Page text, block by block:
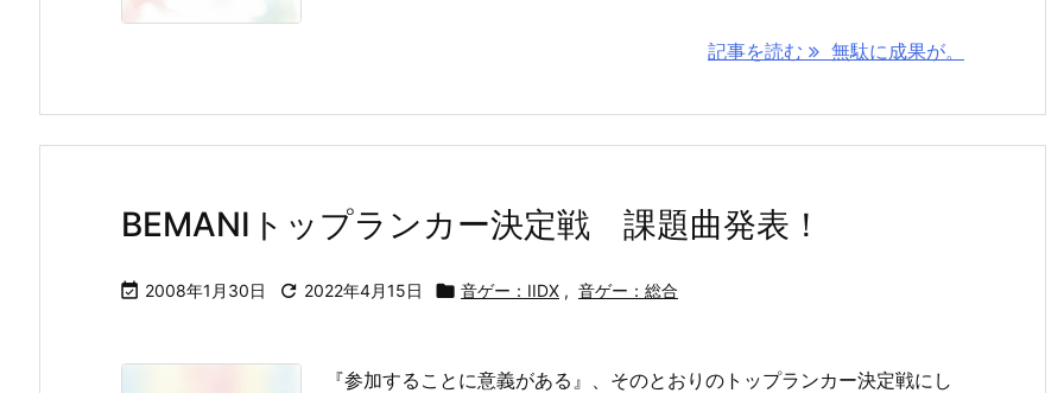
記事を読む 無駄に成果が。
BEMANIトップランカー決定戦 課題曲発表！
 2008年1月30日  2022年4月15日  音ゲー：IIDX , 音ゲー：総合
『参加することに意義がある』、そのとおりのトップランカー決定戦にし